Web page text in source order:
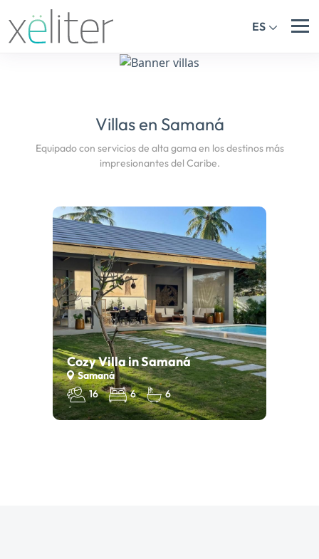
ES
Villas en Samaná
Equipado con servicios de alta gama en los destinos más
impresionantes del Caribe.
Cozy Villa in Samaná
Samaná
16
6 6